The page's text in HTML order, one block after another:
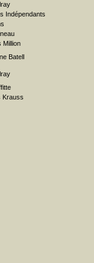
Indépendants
Million
Batell
Krauss